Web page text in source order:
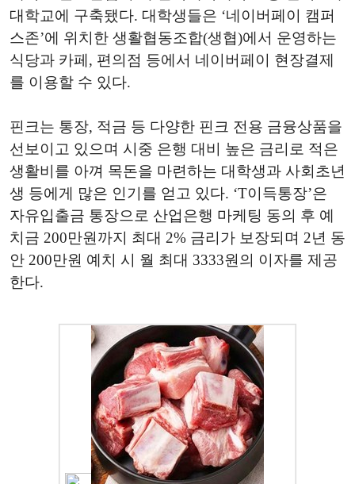
대학교에 구축됐다. 대학생들은 ‘네이버페이 캠퍼
스존’에 위치한 생활협동조합(생협)에서 운영하는
식당과 카페, 편의점 등에서 네이버페이 현장결제
를 이용할 수 있다.
핀크는 통장, 적금 등 다양한 핀크 전용 금융상품을
선보이고 있으며 시중 은행 대비 높은 금리로 적은
생활비를 아껴 목돈을 마련하는 대학생과 사회초년
생 등에게 많은 인기를 얻고 있다. ‘T이득통장’은
자유입출금 통장으로 산업은행 마케팅 동의 후 예
치금 200만원까지 최대 2% 금리가 보장되며 2년 동
안 200만원 예치 시 월 최대 3333원의 이자를 제공
한다.